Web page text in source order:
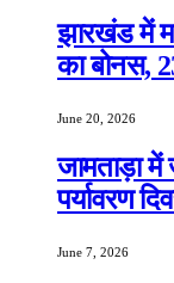
झारखंड में
का बोनस,
June 20, 2026
जामताड़ा में
पर्यावरण
June 7, 2026